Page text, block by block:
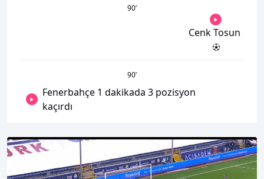
90’
Cenk Tosun
90’
Fenerbahçe 1 dakikada 3 pozisyon
kaçırdı